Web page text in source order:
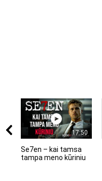
17:50
Se7en – kai tamsa
tampa meno kūriniu